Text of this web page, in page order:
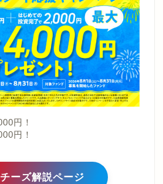
円！
円！
チーズ解説ページ